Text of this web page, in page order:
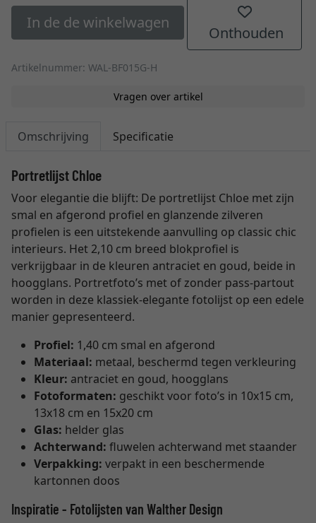
In de de winkelwagen
Onthouden
Artikelnummer: WAL-BF015G-H
Vragen over artikel
Omschrijving Specificatie
Portretlijst Chloe
Voor elegantie die blijft: De portretlijst Chloe met zijn
smal en afgerond profiel en glanzende zilveren
profielen is een uitstekende aanvulling op classic chic
interieurs. Het 2,10 cm breed blokprofiel is
verkrijgbaar in de kleuren antraciet en goud, beide in
hoogglans. Portretfoto’s met of zonder pass-partout
worden in deze klassiek-elegante fotolijst op een edele
manier gepresenteerd.
Profiel: 1,40 cm smal en afgerond
Materiaal: metaal, beschermd tegen verkleuring
Kleur: antraciet en goud, hoogglans
Fotoformaten: geschikt voor foto’s in 10x15 cm,
13x18 cm en 15x20 cm
Glas: helder glas
Achterwand: fluwelen achterwand met staander
Verpakking: verpakt in een beschermende
kartonnen doos
Inspiratie - Fotolijsten van Walther Design